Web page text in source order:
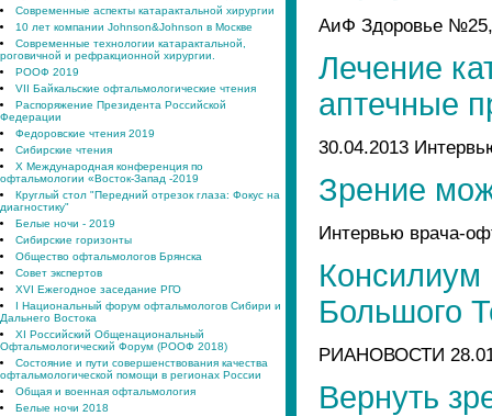
Современные аспекты катарактальной хирургии
10 лет компании Johnson&Johnson в Москве
Современные технологии катарактальной,
роговичной и рефракционной хирургии.
РООФ 2019
VII Байкальские офтальмологические чтения
Распоряжение Президента Российской
Федерации
Федоровские чтения 2019
Сибирские чтения
X Международная конференция по
офтальмологии «Восток-Запад -2019
Круглый стол "Передний отрезок глаза: Фокус на
диагностику"
Белые ночи - 2019
Сибирские горизонты
Общество офтальмологов Брянска
Совет экспертов
XVI Ежегодное заседание РГО
I Национальный форум офтальмологов Сибири и
Дальнего Востока
XI Российский Общенациональный
Офтальмологический Форум (РООФ 2018)
Состояние и пути совершенствования качества
офтальмологической помощи в регионах России
Общая и военная офтальмология
Белые ночи 2018
АиФ Здоровье №25,
Лечение
аптечные
30.04.2013
Зрение
Интервью врача-
Консилиум
Большого
РИАНОВОСТИ
Вернуть